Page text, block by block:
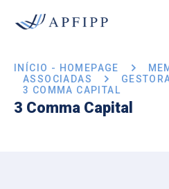
INÍCIO - HOMEPAGE
ASSOCIADAS
3 COMMA CAPITAL
3 Comma Capital